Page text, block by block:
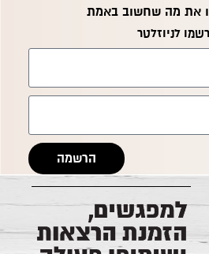
את מה שחשוב באמת
לניוזלטר
הרשמה